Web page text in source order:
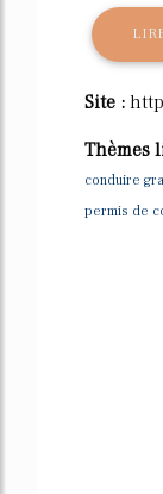
Site :
Thèmes
conduire
permis de